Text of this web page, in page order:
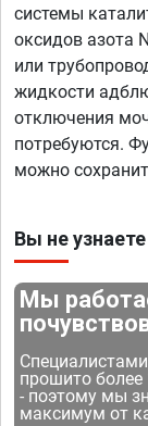
системы
оксидов азота
или
жидкости
отключения
потребуются.
можно
Вы не
Мы
прошито
- поэтому мы
максимум от